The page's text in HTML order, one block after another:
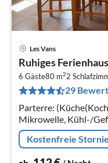
Les Vans
Ruhiges
6 Gäste80 m22
29
Parterre:
Mikrowelle, Kühl-/
Wohn/Esszimmer(TV,
Kostenfreie